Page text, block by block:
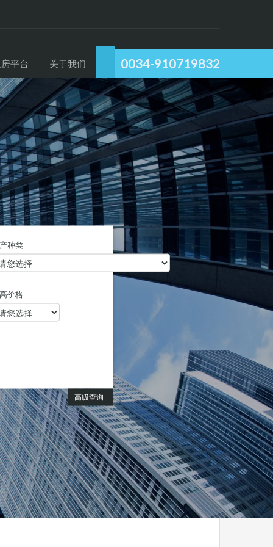
0034-910719832
平台 关于我们
种类
价格
高级查询